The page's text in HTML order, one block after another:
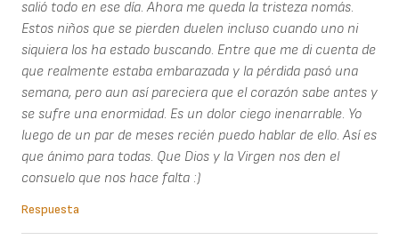
salió todo en ese día. Ahora me queda la tristeza nomás.
Estos niños que se pierden duelen incluso cuando uno ni
siquiera los ha estado buscando. Entre que me di cuenta de
que realmente estaba embarazada y la pérdida pasó una
semana, pero aun así pareciera que el corazón sabe antes y
se sufre una enormidad. Es un dolor ciego inenarrable. Yo
luego de un par de meses recién puedo hablar de ello. Así es
que ánimo para todas. Que Dios y la Virgen nos den el
consuelo que nos hace falta :)
Respuesta